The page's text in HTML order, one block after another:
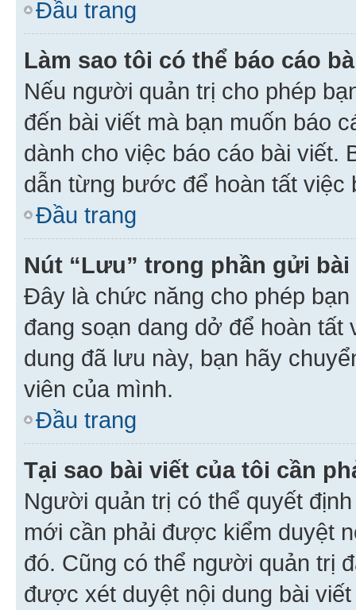
Đầu trang
Làm sao tôi có thể báo cáo
Nếu người quản trị cho phép
đến bài viết mà bạn muốn báo
dành cho việc báo cáo bài viết.
dẫn từng bước để hoàn tất việc
Đầu trang
Nút “Lưu” trong phần gửi
Đây là chức năng cho phép
đang soạn dang dở để hoàn
dung đã lưu này, bạn hãy
viên của mình.
Đầu trang
Tại sao bài viết của tôi cần
Người quản trị có thể quyết
mới cần phải được kiểm duyệt
đó. Cũng có thể người quản trị
được xét duyệt nội dung bài